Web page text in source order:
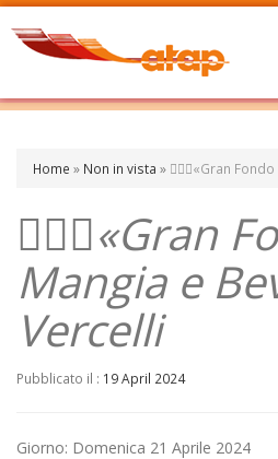
Home » Non in vista » 🚴🏼‍♂️«Gran
🚴🏼‍♂️«Gran
Mangia e
Vercelli
Pubblicato il : 19 April 2024
Giorno: Domenica 21 Aprile 2024